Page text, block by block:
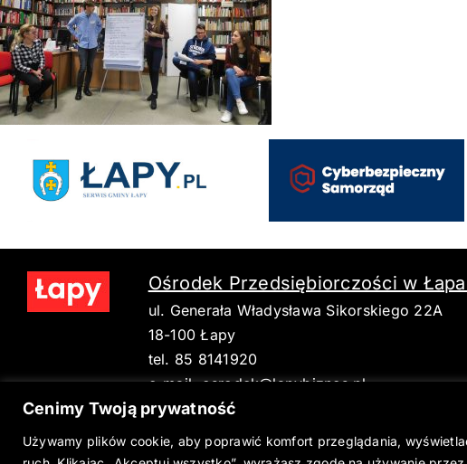
Cenimy Twoją prywatność
Używamy plików cookie, aby poprawić komfort przeglądania,
Ośrodek Przedsiębiorczości w
ul. Generała Władysława Sikorskiego 22A
18-100 Łapy
tel. 85 8141920
e-mail:osrodek@lapybiznes.pl